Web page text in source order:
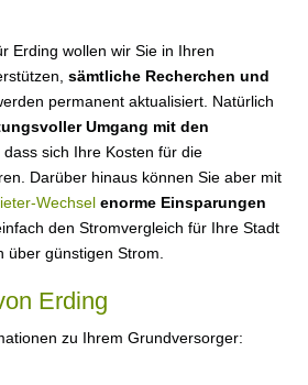
Erding wollen wir Sie in Ihren
sämtliche Recherchen und
permanent aktualisiert. Natürlich
Umgang mit den
dass sich Ihre Kosten für die
Darüber hinaus können Sie aber mit
Wechsel enorme Einsparungen
den Stromvergleich für Ihre Stadt
über günstigen Strom.
Erding
zu Ihrem Grundversorger: